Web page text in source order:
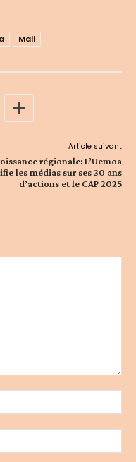
Mali
Article suivant
régionale: L’Uemoa
les médias sur ses 30 ans
d’actions et le CAP 2025
:*
:*